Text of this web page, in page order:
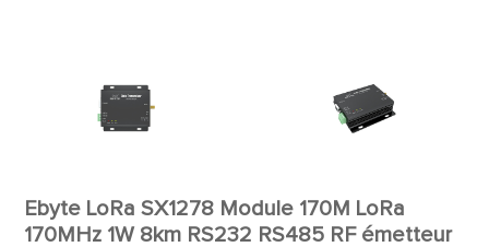
Ebyte LoRa SX1278 Module 170M LoRa
170MHz 1W 8km RS232 RS485 RF émetteur